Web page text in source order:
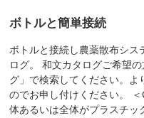
ボトルと簡単接続
ボトルと接続し農薬散布シス
ログ。 和文カタログご希望
グ」で検索してください。よ
のでお申し付けください。
体あるいは全体がプラスチッ